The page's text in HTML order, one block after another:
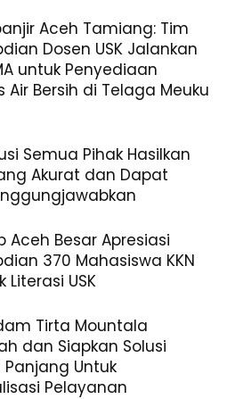
Aceh Tamiang: Tim
Dosen USK Jalankan
untuk Penyediaan
Air Bersih di Telaga Meuku
Semua Pihak Hasilkan
Akurat dan Dapat
Aceh Besar Apresiasi
370 Mahasiswa KKN
Literasi USK
Tirta Mountala
dan Siapkan Solusi
Untuk
Pelayanan